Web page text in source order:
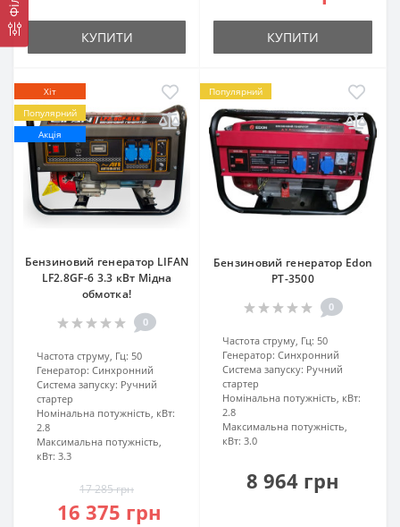
КУПИТИ КУПИТИ
Хіт
Популярний
Акція
Бензиновий генератор LIFAN
LF2.8GF-6 3.3 кВт Мідна
обмотка!
0
Частота струму, Гц: 50
Генератор: Синхронний
Система запуску: Ручний
стартер
Номінальна потужність, кВт:
2.8
Максимальна потужність,
кВт: 3.3
17 285 грн
16 375 грн
Популярний
Бензиновий генератор Edon
PT-3500
0
Частота струму, Гц: 50
Генератор: Синхронний
Система запуску: Ручний
стартер
Номінальна потужність, кВт:
2.8
Максимальна потужність,
кВт: 3.0
8 964 грн